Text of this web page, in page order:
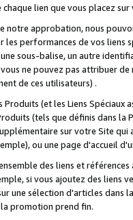
lien que vous placez
notre approbation, nous
performances de vos liens
une sous-balise, un autre
ne pouvez pas attribuer
de ces utilisateurs) .
(et les Liens
(tels que définis dans
sur votre Site qui
ou une page d'accueil
des liens et
si vous ajoutez des
une sélection d'articles
promotion prend fin.